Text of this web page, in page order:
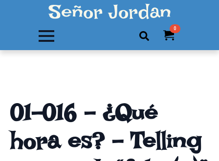
Señor Jordan
Search
0
01-016 – ¿Qué
hora es? – Telling